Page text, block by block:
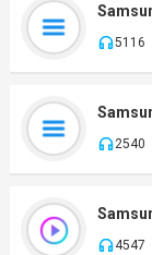
5116
2540
4547